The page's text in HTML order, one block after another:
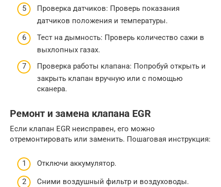
Проверка датчиков: Проверь показания
датчиков положения и температуры.
Тест на дымность: Проверь количество сажи в
выхлопных газах.
Проверка работы клапана: Попробуй открыть и
закрыть клапан вручную или с помощью
сканера.
Ремонт и замена клапана EGR
Если клапан EGR неисправен, его можно
отремонтировать или заменить. Пошаговая инструкция:
Отключи аккумулятор.
Сними воздушный фильтр и воздуховоды.